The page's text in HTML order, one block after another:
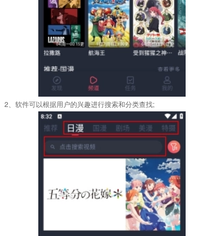
2、软件可以根据用户的兴趣进行搜索和分类查找;